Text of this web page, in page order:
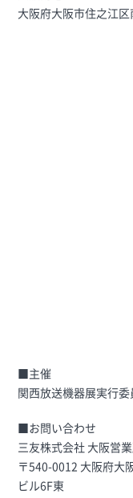
大阪府大阪市住之江
■主催
関西放送機器展実行委
■お問い合わせ
三友株式会社 大阪営
〒540-0012 大阪府大
ビル6F東